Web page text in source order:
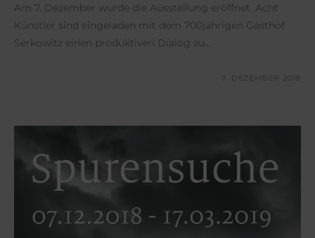
Am 7. Dezember wurde die Ausstellung eröffnet. Acht
Künstler sind eingeladen mit dem 700jährigen Gasthof
Serkowitz einen produktiven Dialog zu…